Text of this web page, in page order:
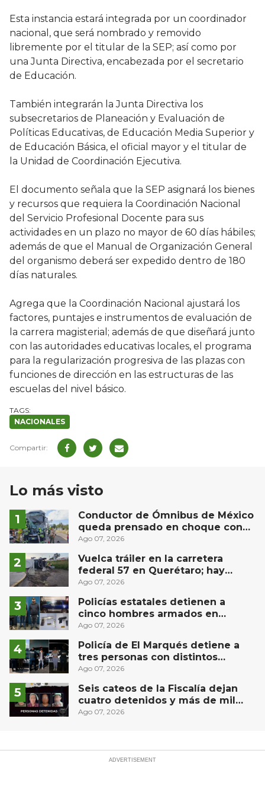
Esta instancia estará integrada por un coordinador
nacional, que será nombrado y removido
libremente por el titular de la SEP; así como por
una Junta Directiva, encabezada por el secretario
de Educación.
También integrarán la Junta Directiva los
subsecretarios de Planeación y Evaluación de
Políticas Educativas, de Educación Media Superior y
de Educación Básica, el oficial mayor y el titular de
la Unidad de Coordinación Ejecutiva.
El documento señala que la SEP asignará los bienes
y recursos que requiera la Coordinación Nacional
del Servicio Profesional Docente para sus
actividades en un plazo no mayor de 60 días hábiles;
además de que el Manual de Organización General
del organismo deberá ser expedido dentro de 180
días naturales.
Agrega que la Coordinación Nacional ajustará los
factores, puntajes e instrumentos de evaluación de
la carrera magisterial; además de que diseñará junto
con las autoridades educativas locales, el programa
para la regularización progresiva de las plazas con
funciones de dirección en las estructuras de las
escuelas del nivel básico.
NACIONALES
Lo más visto
Conductor de Ómnibus de México
queda prensado en choque con
materialista en San Juan del Río
Ago 07, 2026
Vuelca tráiler en la carretera
federal 57 en Querétaro; hay
derrame de combustible
Ago 07, 2026
Policías estatales detienen a
cinco hombres armados en
Puebla capital
Ago 07, 2026
Policía de El Marqués detiene a
tres personas con distintos
narcóticos
Ago 07, 2026
Seis cateos de la Fiscalía dejan
cuatro detenidos y más de mil
dosis aseguradas en Querétaro
Ago 07, 2026